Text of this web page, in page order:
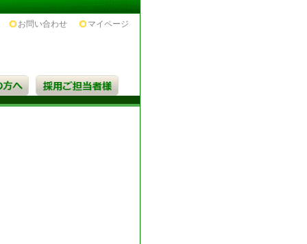
お問い合わせ マイページ